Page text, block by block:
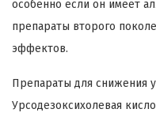
особенно если он имеет
препараты второго
эффектов.
Препараты для снижения
Урсодезоксихолевая